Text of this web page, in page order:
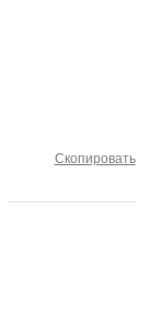
Скопировать